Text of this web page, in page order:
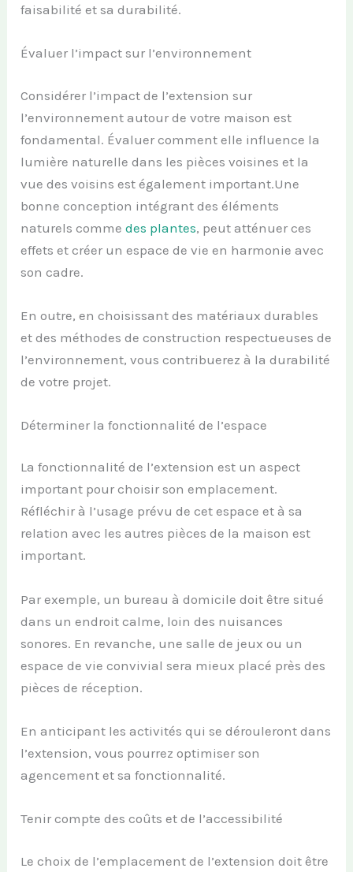
faisabilité et sa durabilité.
Évaluer l’impact sur l’environnement
Considérer l’impact de l’extension sur
l’environnement autour de votre maison est
fondamental. Évaluer comment elle influence la
lumière naturelle dans les pièces voisines et la
vue des voisins est également important.Une
bonne conception intégrant des éléments
naturels commedes plantes, peut atténuer ces
effets et créer un espace de vie en harmonie avec
son cadre.
En outre, en choisissant des matériaux durables
et des méthodes de construction respectueuses de
l’environnement, vous contribuerez à la durabilité
de votre projet.
Déterminer la fonctionnalité de l’espace
La fonctionnalité de l’extension est un aspect
important pour choisir son emplacement.
Réfléchir à l’usage prévu de cet espace et à sa
relation avec les autres pièces de la maison est
important.
Par exemple, un bureau à domicile doit être situé
dans un endroit calme, loin des nuisances
sonores. En revanche, une salle de jeux ou un
espace de vie convivial sera mieux placé près des
pièces de réception.
En anticipant les activités qui se dérouleront dans
l’extension, vous pourrez optimiser son
agencement et sa fonctionnalité.
Tenir compte des coûts et de l’accessibilité
Le choix de l’emplacement de l’extension doit être